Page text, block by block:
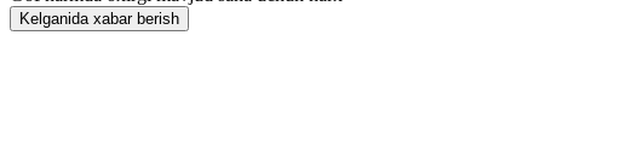
Kelganida xabar berish